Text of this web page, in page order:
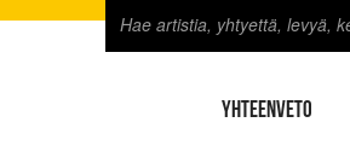
YHTEENVETO